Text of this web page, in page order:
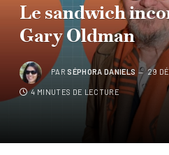
Le sandwich
Gary Oldman
PAR SÉPHORA DANIELS 29
4 MINUTES DE LECTURE